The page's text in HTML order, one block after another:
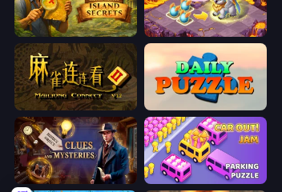
Hidden Objects: Island Secrets Mergest Kingdom
Mahjong Connect 2 (Legacy)
Hidden Object: Clues and Mysteries Car OUT! Jam Parking Puzzle